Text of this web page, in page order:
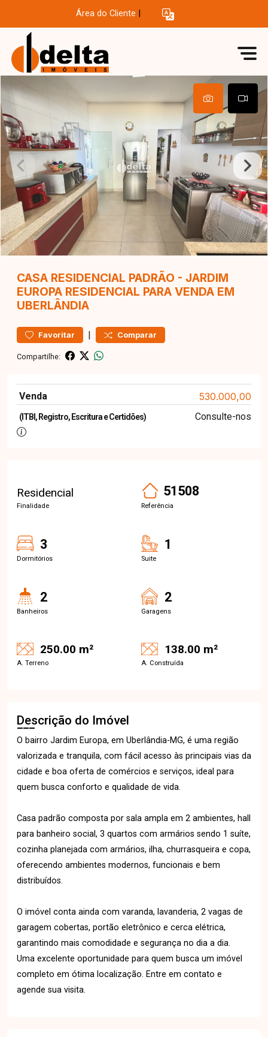
Área do Cliente
CASA RESIDENCIAL PADRÃO - JARDIM
EUROPA RESIDENCIAL PARA VENDA EM
UBERLÂNDIA
Favoritar | Comparar
Compartilhe:
Venda 530.000,00
(ITBI, Registro, Escritura e Certidões) Consulte-nos
Residencial
Finalidade
51508
Referência
3
Dormitórios
1
Suite
2
Banheiros
2
Garagens
250.00 m²
A. Terreno
138.00 m²
A. Construída
Descrição do Imóvel
O bairro Jardim Europa, em Uberlândia-MG, é uma região
valorizada e tranquila, com fácil acesso às principais vias da
cidade e boa oferta de comércios e serviços, ideal para
quem busca conforto e qualidade de vida.
Casa padrão composta por sala ampla em 2 ambientes, hall
para banheiro social, 3 quartos com armários sendo 1 suíte,
cozinha planejada com armários, ilha, churrasqueira e copa,
oferecendo ambientes modernos, funcionais e bem
distribuídos.
O imóvel conta ainda com varanda, lavanderia, 2 vagas de
garagem cobertas, portão eletrônico e cerca elétrica,
garantindo mais comodidade e segurança no dia a dia.
Uma excelente oportunidade para quem busca um imóvel
completo em ótima localização. Entre em contato e
agende sua visita.